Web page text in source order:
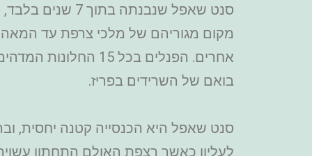
סנט שאפל
בואם של השרידים בפריז.
סנט שאפל היא הכנסייה קטנה יחסית,